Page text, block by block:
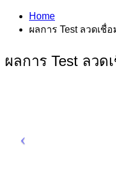
Home
ผลการ Test ลวดเชื่
ผลการ Test ลวด